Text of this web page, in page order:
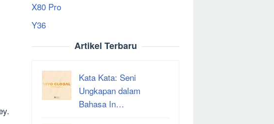
X80 Pro
Y36
Artikel Terbaru
Kata Kata: Seni
Ungkapan dalam
Bahasa In…